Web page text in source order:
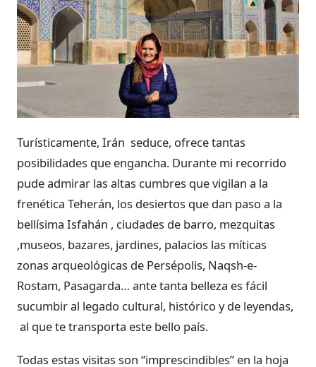
Turísticamente, Irán seduce, ofrece tantas
posibilidades que engancha. Durante mi recorrido
pude admirar las altas cumbres que vigilan a la
frenética Teherán, los desiertos que dan paso a la
bellísima Isfahán , ciudades de barro, mezquitas
,museos, bazares, jardines, palacios las míticas
zonas arqueológicas de Persépolis, Naqsh-e-
Rostam, Pasagarda… ante tanta belleza es fácil
sucumbir al legado cultural, histórico y de leyendas,
al que te transporta este bello país.
Todas estas visitas son “imprescindibles” en la hoja